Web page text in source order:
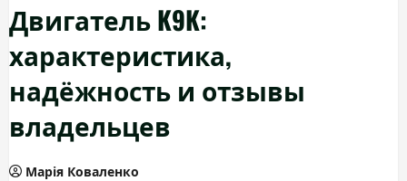
Двигатель K9K:
характеристика,
надёжность и отзывы
владельцев
Марія Коваленко